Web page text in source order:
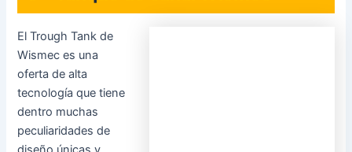
Innokin hace esta
lista de los mejores
tanques de sub
ohmios porque tiene
configuraciones para vapeadores de boca a pulmón y
directo a pulmón y utiliza la tecnología de bobina de malla